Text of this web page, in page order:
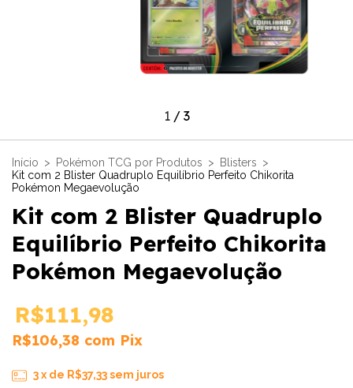
1/ 3
Início > Pokémon TCG por Produtos > Blisters >
Kit com 2 Blister Quadruplo Equilíbrio Perfeito Chikorita
Pokémon Megaevolução
Kit com 2 Blister Quadruplo
Equilíbrio Perfeito Chikorita
Pokémon Megaevolução
R$111,98
R$106,38 com Pix
3 x de R$37,33 sem juros